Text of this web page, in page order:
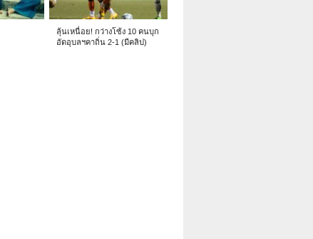
ลุ้นเหนื่อย! กว่างโซ้ง 10 คนบุก
อัดอุบลฯคาถิ่น 2-1 (มีคลิป)